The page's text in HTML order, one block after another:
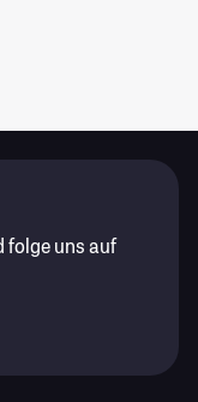
folge uns auf